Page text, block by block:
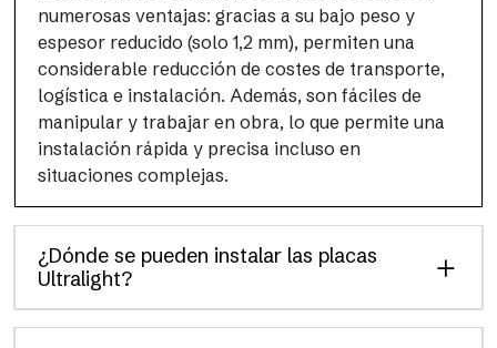
numerosas ventajas: gracias a su bajo peso y
espesor reducido (solo 1,2 mm), permiten una
considerable reducción de costes de transporte,
logística e instalación. Además, son fáciles de
manipular y trabajar en obra, lo que permite una
instalación rápida y precisa incluso en
situaciones complejas.
¿Dónde se pueden instalar las placas
Ultralight?